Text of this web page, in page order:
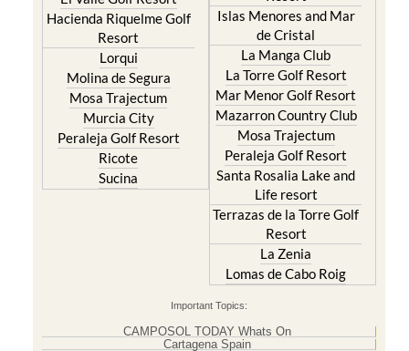
Corvera
El Valle Golf Resort
Hacienda Riquelme Golf
Resort
Lorqui
Molina de Segura
Mosa Trajectum
Murcia City
Peraleja Golf Resort
Ricote
Hacienda Riquelme Golf
Resort
Islas Menores and Mar
de Cristal
La Manga Club
La Torre Golf Resort
Mar Menor Golf Resort
Mazarron Country Club
Mosa Trajectum
Peraleja Golf Resort
Santa Rosalia Lake and
Life resort
Terrazas de la Torre Golf
Resort
La Zenia
Lomas de Cabo Roig
Important Topics: